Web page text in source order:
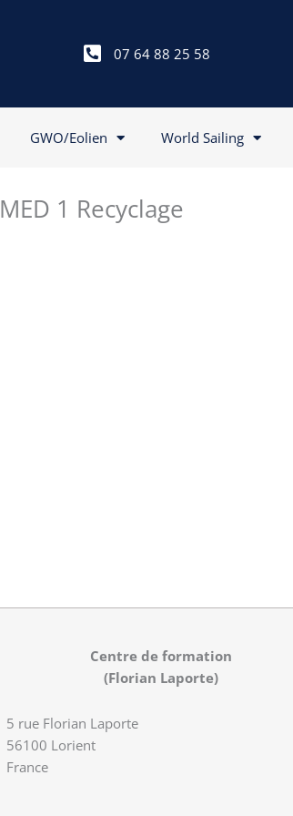
07 64 88 25 58
GWO/Eolien World Sailing
MED 1 Recyclage
Centre de formation
(Florian Laporte)
5 rue Florian Laporte
56100 Lorient
France